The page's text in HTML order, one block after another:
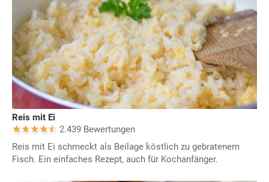
Reis mit Ei
2.439 Bewertungen
Reis mit Ei schmeckt als Beilage köstlich zu gebratenem
Fisch. Ein einfaches Rezept, auch für Kochanfänger.